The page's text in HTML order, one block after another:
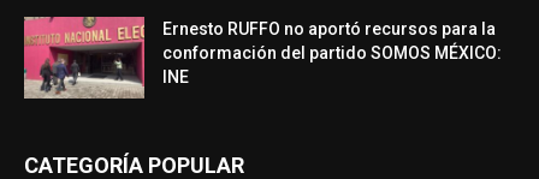
Ernesto RUFFO no aportó recursos para la
conformación del partido SOMOS MÉXICO:
INE
CATEGORÍA POPULAR